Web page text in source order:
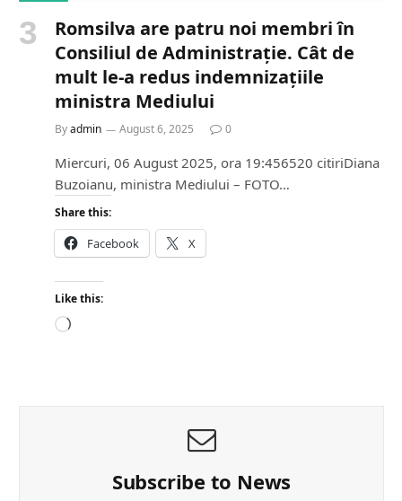
Romsilva are patru noi membri în
Consiliul de Administrație. Cât de
mult le-a redus indemnizațiile
ministra Mediului
Byadmin August 6, 2025 0
Miercuri, 06 August 2025, ora 19:456520 citiriDiana
Buzoianu, ministra Mediului – FOTO…
Share this:
Facebook X
Like this:
L
Subscribe to News